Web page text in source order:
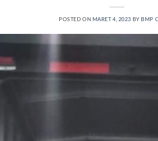
POSTED ON MARET 4, 2023 BY BMP